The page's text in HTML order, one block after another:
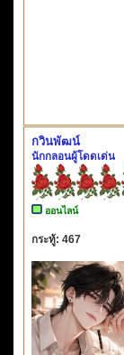
กวินพัฒน์
นักกลอนผู้โดดเด่น
ออนไลน์
กระทู้: 467